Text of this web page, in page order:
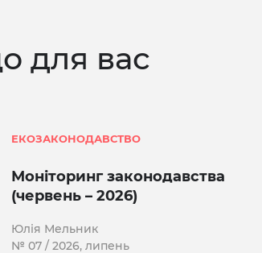
для вас
ЕКОЗАКОНОДАВСТВО
Моніторинг законодавства
(червень – 2026)
Юлія Мельник
№ 07 / 2026, липень